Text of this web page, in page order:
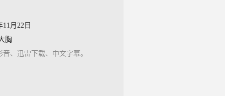
11月22日
胸
、迅雷下载、中文字幕。